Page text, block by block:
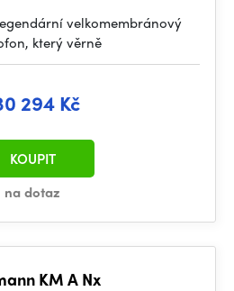
velkomembránový
který věrně
294 Kč
na dotaz
KOUPIT
KM A Nx